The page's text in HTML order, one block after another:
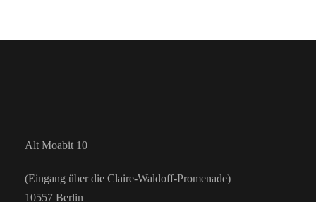
Alt Moabit 10
(Eingang über die Claire-Waldoff-Promenade)
10557 Berlin